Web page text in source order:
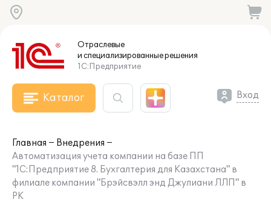
Отраслевые
и специализированныерешения
1С:Предприятие
Каталог Вход
Главная
Внедрения
Автоматизация учета компании на базе ПП
"1С:Предприятие 8. Бухгалтерия для Казахстана" в
филиале компании "Брэйсвэлл энд Джулиани ЛЛП" в
РК